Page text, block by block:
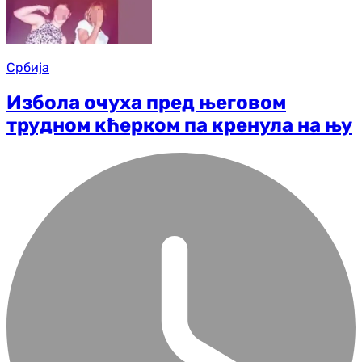
Србија
Избола очуха пред његовом
трудном кћерком па кренула на њу